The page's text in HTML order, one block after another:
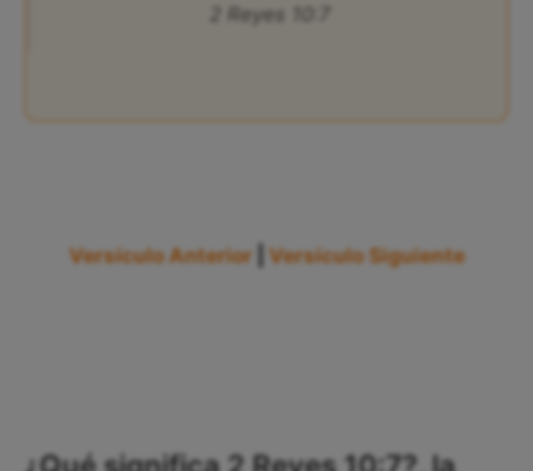
2 Reyes 10:7
Versículo Anterior Versículo Siguiente